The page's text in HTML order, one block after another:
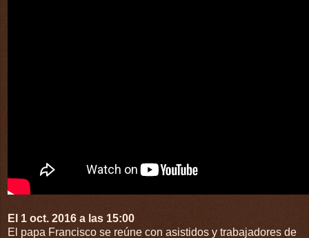
El 1 oct. 2016 a las 15:00
El papa Francisco se reúne con asistidos y trabajadores de